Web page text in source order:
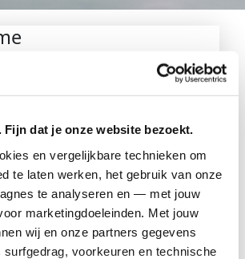
Fijn dat je onze website bezoekt.
en vergelijkbare technieken om
te laten werken, het gebruik van onze
te analyseren en — met jouw
marketingdoeleinden. Met jouw
wij en onze partners gegevens
voorkeuren en technische
2026